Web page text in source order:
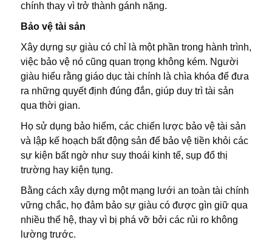
chính thay vì trở thành gánh nặng.
Bảo vệ tài sản
Xây dựng sự giàu có chỉ là một phần trong hành trình,
việc bảo vệ nó cũng quan trọng không kém. Người
giàu hiểu rằng giáo dục tài chính là chìa khóa để đưa
ra những quyết định đúng đắn, giúp duy trì tài sản
qua thời gian.
Họ sử dụng bảo hiểm, các chiến lược bảo vệ tài sản
và lập kế hoạch bất động sản để bảo vệ tiền khỏi các
sự kiện bất ngờ như suy thoái kinh tế, sụp đổ thị
trường hay kiện tụng.
Bằng cách xây dựng một mạng lưới an toàn tài chính
vững chắc, họ đảm bảo sự giàu có được gìn giữ qua
nhiều thế hệ, thay vì bị phá vỡ bởi các rủi ro không
lường trước.